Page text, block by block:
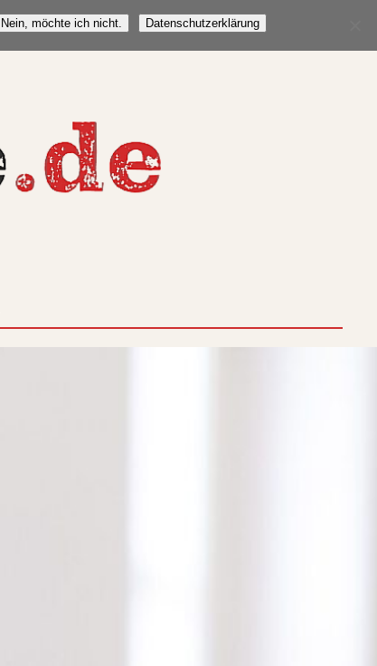
Nein, möchte ich nicht. Datenschutzerklärung